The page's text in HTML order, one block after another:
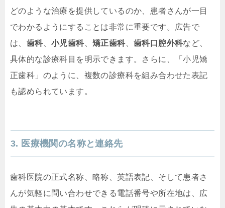
どのような治療を提供しているのか、患者さんが一目
でわかるようにすることは非常に重要です。広告で
は、 歯科、小児歯科、矯正歯科、歯科口腔外科など、
具体的な診療科目を明示できます。さらに、「小児矯
正歯科」のように、複数の診療科を組み合わせた表記
も認められています。
3. 医療機関の名称と連絡先
歯科医院の正式名称、略称、英語表記、そして患者さ
んが気軽に問い合わせできる電話番号や所在地は、広